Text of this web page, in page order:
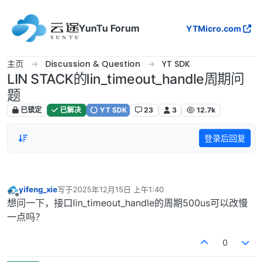
YunTu Forum
YTMicro.com
主页 Discussion & Question YT SDK
LIN STACK的lin_timeout_handle周期问
题
已锁定 已解决 YT SDK 23 3 12.7k
登录后回复
离线
yifeng_xie写于2025年12月15日 上午1:40
最后由 编辑
想问一下，接口lin_timeout_handle的周期500us可以改慢
一点吗？
0